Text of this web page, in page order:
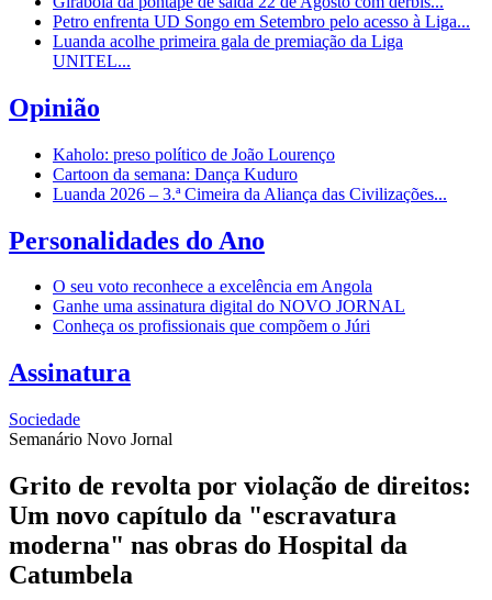
Petro enfrenta UD Songo em Setembro pelo acesso à Liga...
Luanda acolhe primeira gala de premiação da Liga
UNITEL...
Opinião
Kaholo: preso político de João Lourenço
Cartoon da semana: Dança Kuduro
Luanda 2026 – 3.ª Cimeira da Aliança das Civilizações...
Personalidades do Ano
O seu voto reconhece a excelência em Angola
Ganhe uma assinatura digital do NOVO JORNAL
Conheça os profissionais que compõem o Júri
Assinatura
Sociedade
Semanário Novo Jornal
Grito de revolta por violação de direitos:
Um novo capítulo da "escravatura
moderna" nas obras do Hospital da
Catumbela